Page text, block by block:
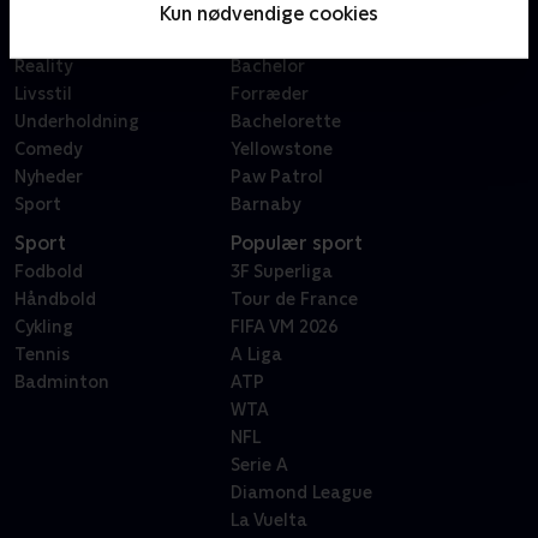
Kun nødvendige cookies
Reality
Livsstil
Underholdning
Comedy
Nyheder
Sport
Sygeplejeskolen
Bachelor
Forræder
Bachelorette
Yellowstone
Paw Patrol
Barnaby
Sport
Fodbold
Håndbold
Cykling
Tennis
Badminton
Populær sport
3F Superliga
Tour de France
FIFA VM 2026
A Liga
ATP
WTA
NFL
Serie A
Diamond League
La Vuelta